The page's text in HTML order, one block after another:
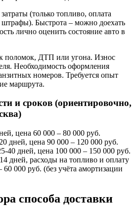
(только топливо, оплата
Быстрота – можно доехать
лично оценить состояние авто в
поломок, ДТП или угона. Износ
Необходимость оформления
номеров. Требуется опыт
маршрута.
и сроков (ориентировочно,
цена 60 000 – 80 000 руб.
дней, цена 90 000 – 120 000 руб.
40 дней, цена 100 000 – 150 000 руб.
дней, расходы на топливо и оплату
000 руб. (без учёта амортизации
способа доставки